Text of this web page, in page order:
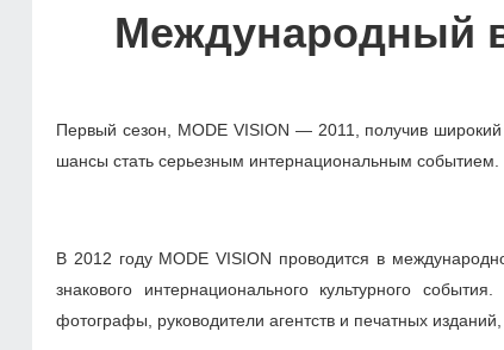
Международный
Первый сезон, MODE VISION ― 2011, получив
шансы стать серьезным интернациональным событием.
В 2012 году MODE VISION проводится в
знакового интернационального культурного
фотографы, руководители агентств и печатных